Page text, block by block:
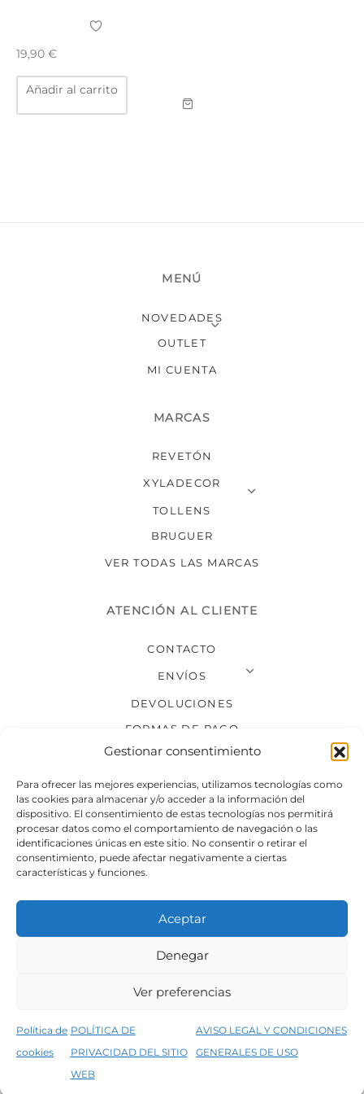
Gestionar consentimiento
Para ofrecer las mejores experiencias, utilizamos tecnologías como
las cookies para almacenar y/o acceder a la información del
dispositivo. El consentimiento de estas tecnologías nos permitirá
procesar datos como el comportamiento de navegación o las
identificaciones únicas en este sitio. No consentir o retirar el
consentimiento, puede afectar negativamente a ciertas
características y funciones.
Aceptar
Denegar
Ver preferencias
Política de
cookies
POLÍTICA DE
PRIVACIDAD DEL SITIO
WEB
AVISO LEGAL Y CONDICIONES
GENERALES DE USO
5% de descuento en tu primera compra, utiliza el código PRIMERACOMPRA
19,90 €
Añadir al carrito
MENÚ
NOVEDADES
OUTLET
MI CUENTA
MARCAS
REVETÓN
XYLADECOR
TOLLENS
BRUGUER
VER TODAS LAS MARCAS
ATENCIÓN AL CLIENTE
CONTACTO
ENVÍOS
DEVOLUCIONES
FORMAS DE PAGO
SÍGUENOS
Condiciones generales de venta
Política de privacidad del sitio web
©2026 Decopintur- todos los derechos
ADHESIVOS Y COLAS
Y SUELOS
TINTES Y MANUALIDADES